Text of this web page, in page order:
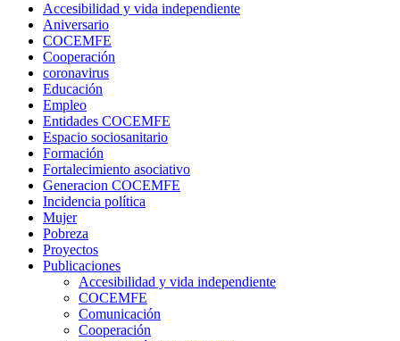
Accesibilidad y vida independiente
Aniversario
COCEMFE
Cooperación
coronavirus
Educación
Empleo
Entidades COCEMFE
Espacio sociosanitario
Formación
Fortalecimiento asociativo
Generacion COCEMFE
Incidencia política
Mujer
Pobreza
Proyectos
Publicaciones
Accesibilidad y vida independiente
COCEMFE
Comunicación
Cooperación